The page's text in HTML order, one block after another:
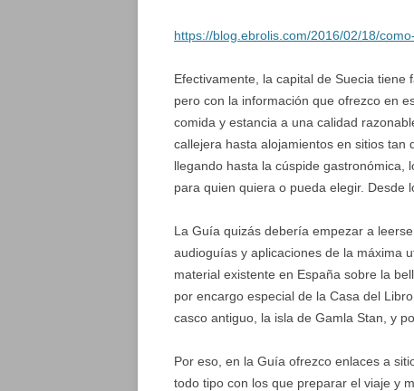
https://blog.ebrolis.com/2016/02/18/
Efectivamente, la capital de Suecia tiene
pero con la información que ofrezco en
comida y estancia a una calidad
callejera hasta alojamientos en sitios tan
llegando hasta la cúspide gastronómica,
para quien quiera o pueda elegir. Desde
La Guía quizás debería empezar a
audioguías y aplicaciones de la máxima
material existente en España sobre la
por encargo especial de la Casa del
casco antiguo, la isla de Gamla Stan, y
Por eso, en la Guía ofrezco enlaces a
todo tipo con los que preparar el viaje y